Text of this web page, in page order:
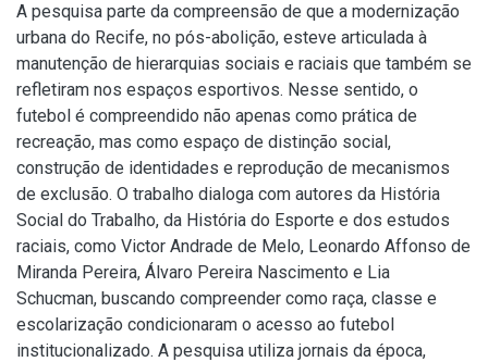
A pesquisa parte da compreensão de que a modernização
urbana do Recife, no pós-abolição, esteve articulada à
manutenção de hierarquias sociais e raciais que também se
refletiram nos espaços esportivos. Nesse sentido, o
futebol é compreendido não apenas como prática de
recreação, mas como espaço de distinção social,
construção de identidades e reprodução de mecanismos
de exclusão. O trabalho dialoga com autores da História
Social do Trabalho, da História do Esporte e dos estudos
raciais, como Victor Andrade de Melo, Leonardo Affonso de
Miranda Pereira, Álvaro Pereira Nascimento e Lia
Schucman, buscando compreender como raça, classe e
escolarização condicionaram o acesso ao futebol
institucionalizado. A pesquisa utiliza jornais da época,